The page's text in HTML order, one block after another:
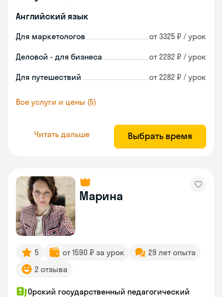
Английский язык
Для маркетологов от 3325 ₽ / урок
Деловой - для бизнеса от 2282 ₽ / урок
Для путешествий от 2282 ₽ / урок
Все услуги и цены (5)
Читать дальше Выбрать время
Марина
5 от 1590 ₽ за урок
29 лет опыта
2 отзыва
Орский государственный педагогический